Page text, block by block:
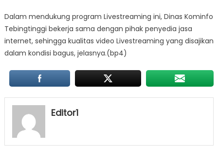
Dalam mendukung program Livestreaming ini, Dinas Kominfo
Tebingtinggi bekerja sama dengan pihak penyedia jasa
internet, sehingga kualitas video Livestreaming yang disajikan
dalam kondisi bagus, jelasnya.(bp4)
Editor1